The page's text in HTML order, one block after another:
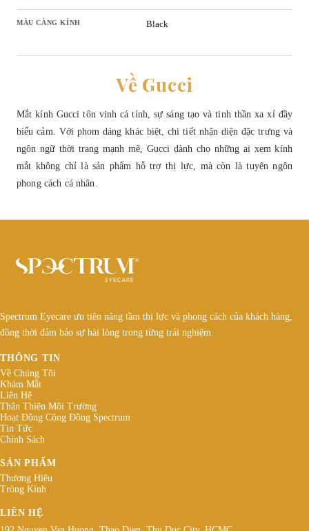
MÀU CÀNG KÍNH Black
Về Gucci
Mắt kính Gucci tôn vinh cá tính, sự sáng tạo và tinh thần xa xỉ đầy
biểu cảm. Với phom dáng khác biệt, chi tiết nhận diện đặc trưng và
ngôn ngữ thời trang mạnh mẽ, Gucci dành cho những ai xem kính
mắt không chỉ là sản phẩm hỗ trợ thị lực, mà còn là tuyên ngôn
phong cách cá nhân.
Spectrum Eyecare ưu tiên nâng tầm thị lực và phong cách của khách hàng,
đồng thời đảm bảo sự hài lòng trong từng trải nghiệm.
THÔNG TIN
Về Chúng Tôi
Khám Mắt
Liên Hệ
Thân Thiện Môi Trường
Hoạt Động Cộng Đồng Spectrum
Tin Tức
Chính Sách
SẢN PHẨM
Thương Hiệu
Tròng Kính
LIÊN HỆ